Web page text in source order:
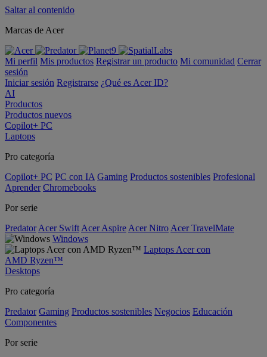
Saltar al contenido
Marcas de Acer
Mi perfil Mis productos Registrar un producto Mi comunidad Cerrar
sesión
Iniciar sesión Registrarse ¿Qué es Acer ID?
AI
Productos
Productos nuevos
Copilot+ PC
Laptops
Pro categoría
Copilot+ PC PC con IA Gaming Productos sostenibles Profesional
Aprender Chromebooks
Por serie
Predator Acer Swift Acer Aspire Acer Nitro Acer TravelMate
Windows
Laptops Acer con
AMD Ryzen™
Desktops
Pro categoría
Predator Gaming Productos sostenibles Negocios Educación
Componentes
Por serie